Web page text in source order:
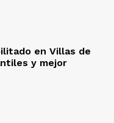
en Villas de
y mejor